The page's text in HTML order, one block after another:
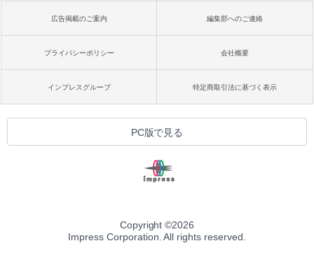
広告掲載のご案内 編集部へのご連絡
プライバシーポリシー 会社概要
インプレスグループ 特定商取引法に基づく表示
PC版で見る
Copyright ©2026
Impress Corporation. All rights reserved.